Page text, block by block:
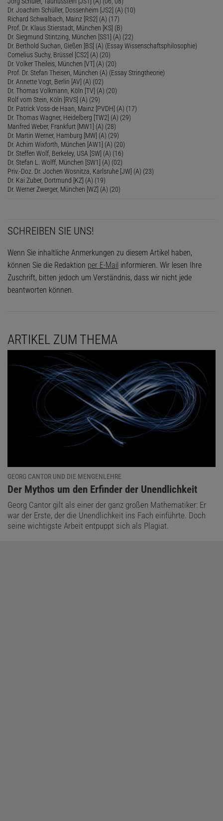
Dr. Joachim Schüller, Dossenheim [JS2] (A) (10)
Richard Schwalbach, Mainz [RS2] (A) (17)
Prof. Dr. Klaus Stierstadt, München [KS] (B)
Dr. Siegmund Stintzing, München [SS1] (A) (22)
Dr. Berthold Suchan, Gießen [BS] (A) (Essay Wissenschaftsphilosophie)
Cornelius Suchy, Brüssel [CS2] (A) (20)
Dr. Volker Theileis, München [VT] (A) (20)
Prof. Dr. Stefan Theisen, München (A) (Essay Stringtheorie)
Dr. Annette Vogt, Berlin [AV] (A) (02)
Dr. Thomas Volkmann, Köln [TV] (A) (20)
Rolf vom Stein, Köln [RVS] (A) (29)
Dr. Patrick Voss-de Haan, Mainz [PVDH] (A) (17)
Dr. Thomas Wagner, Heidelberg [TW2] (A) (29)
Manfred Weber, Frankfurt [MW1] (A) (28)
Dr. Martin Werner, Hamburg [MW] (A) (29)
Dr. Achim Wixforth, München [AW1] (A) (20)
Dr. Steffen Wolf, Berkeley, USA [SW] (A) (16)
Dr. Stefan L. Wolff, München [SW1] (A) (02)
Priv.-Doz. Dr. Jochen Wosnitza, Karlsruhe [JW] (A) (23)
Dr. Kai Zuber, Dortmund [KZ] (A) (19)
Dr. Werner Zwerger, München [WZ] (A) (20)
SCHREIBEN SIE UNS!
Wenn Sie inhaltliche Anmerkungen zu diesem Artikel haben,
können Sie die Redaktion per E-Mail informieren. Wir lesen Ihre
Zuschrift, bitten jedoch um Verständnis, dass wir nicht jede
beantworten können.
ARTIKEL ZUM THEMA
GEORG CANTOR UND DIE MENGENLEHRE
:
Der Mythos um den Erfinder der Unendlichkeit
Georg Cantor gilt als einer der ganz großen Mathematiker: Er
war der Erste, der die Unendlichkeit ins Fach einführte. Doch
seine wichtigste Arbeit entpuppt sich als Plagiat.